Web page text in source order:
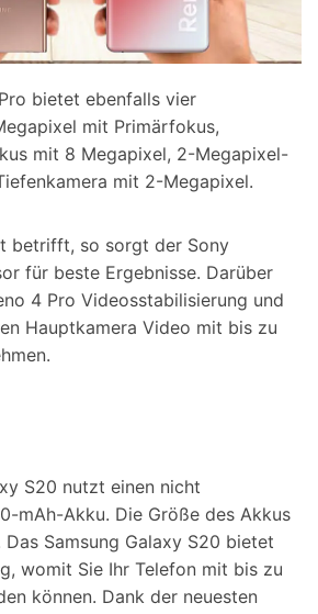
bietet ebenfalls vier
mit Primärfokus,
mit 8 Megapixel, 2-Megapixel-
mit 2-Megapixel.
betrifft, so sorgt der Sony
für beste Ergebnisse. Darüber
4 Pro Videosstabilisierung und
Hauptkamera Video mit bis zu
S20 nutzt einen nicht
mAh-Akku. Die Größe des Akkus
Samsung Galaxy S20 bietet
womit Sie Ihr Telefon mit bis zu
können. Dank der neuesten